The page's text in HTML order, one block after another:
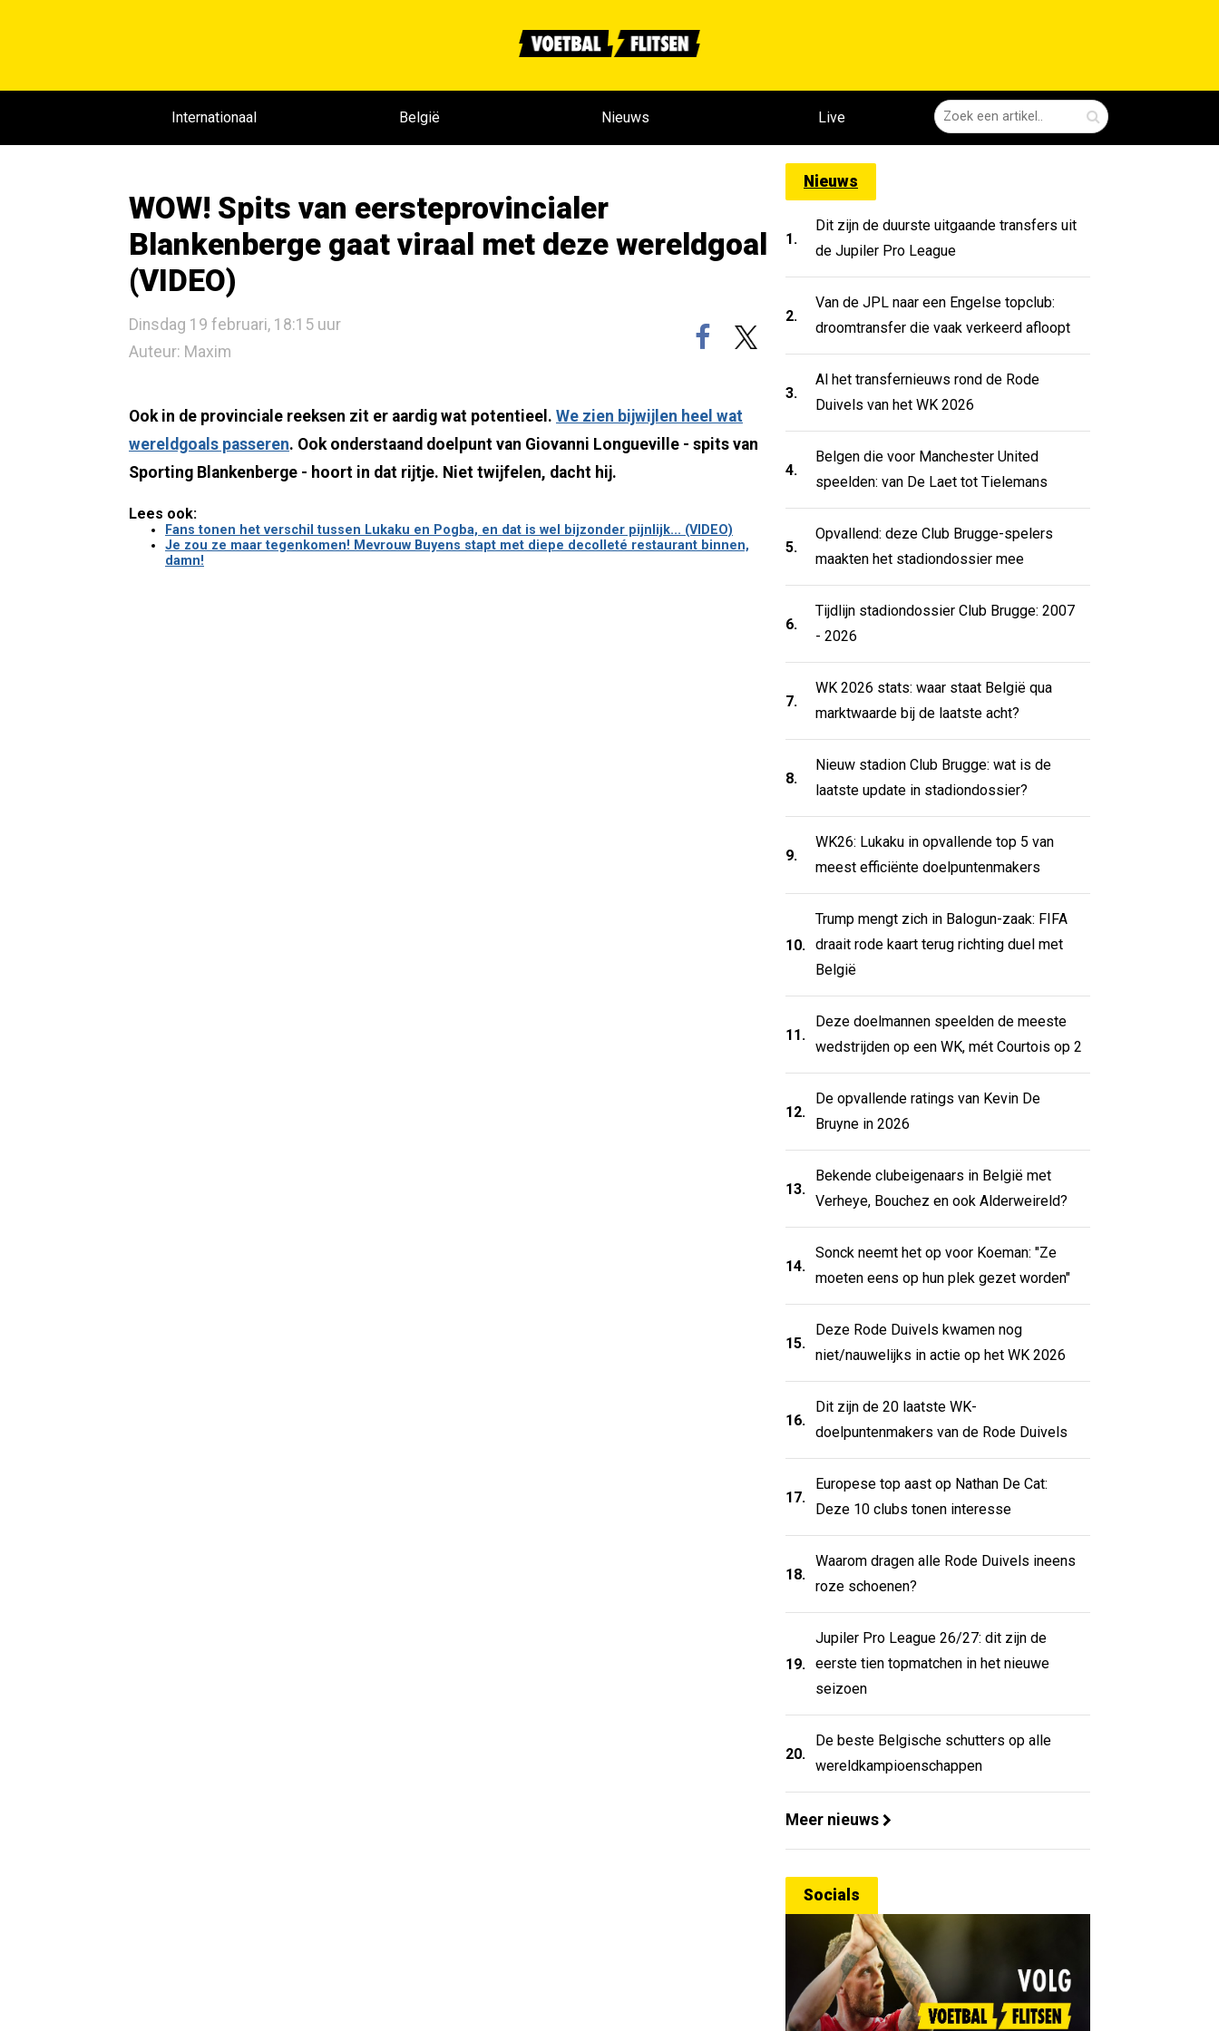
Internationaal België Nieuws Live
WOW! Spits van eersteprovincialer
Blankenberge gaat viraal met deze wereldgoal
(VIDEO)
Dinsdag 19 februari, 18:15 uur
Auteur: Maxim
Ook in de provinciale reeksen zit er aardig wat potentieel. We zien bijwijlen heel wat
wereldgoals passeren. Ook onderstaand doelpunt van Giovanni Longueville - spits van
Sporting Blankenberge - hoort in dat rijtje. Niet twijfelen, dacht hij.
Lees ook:
Fans tonen het verschil tussen Lukaku en Pogba, en dat is wel bijzonder pijnlijk... (VIDEO)
Je zou ze maar tegenkomen! Mevrouw Buyens stapt met diepe decolleté restaurant binnen,
damn!
Nieuws
1.
Dit zijn de duurste uitgaande transfers uit
de Jupiler Pro League
2.
Van de JPL naar een Engelse topclub:
droomtransfer die vaak verkeerd afloopt
3.
Al het transfernieuws rond de Rode
Duivels van het WK 2026
4.
Belgen die voor Manchester United
speelden: van De Laet tot Tielemans
5.
Opvallend: deze Club Brugge-spelers
maakten het stadiondossier mee
6.
Tijdlijn stadiondossier Club Brugge: 2007
- 2026
7.
WK 2026 stats: waar staat België qua
marktwaarde bij de laatste acht?
8.
Nieuw stadion Club Brugge: wat is de
laatste update in stadiondossier?
9.
WK26: Lukaku in opvallende top 5 van
meest efficiënte doelpuntenmakers
10.
Trump mengt zich in Balogun-zaak: FIFA
draait rode kaart terug richting duel met
België
11.
Deze doelmannen speelden de meeste
wedstrijden op een WK, mét Courtois op 2
12.
De opvallende ratings van Kevin De
Bruyne in 2026
13.
Bekende clubeigenaars in België met
Verheye, Bouchez en ook Alderweireld?
14.
Sonck neemt het op voor Koeman: "Ze
moeten eens op hun plek gezet worden"
15.
Deze Rode Duivels kwamen nog
niet/nauwelijks in actie op het WK 2026
16.
Dit zijn de 20 laatste WK-
doelpuntenmakers van de Rode Duivels
17.
Europese top aast op Nathan De Cat:
Deze 10 clubs tonen interesse
18.
Waarom dragen alle Rode Duivels ineens
roze schoenen?
19.
Jupiler Pro League 26/27: dit zijn de
eerste tien topmatchen in het nieuwe
seizoen
20.
De beste Belgische schutters op alle
wereldkampioenschappen
Meer nieuws
Socials